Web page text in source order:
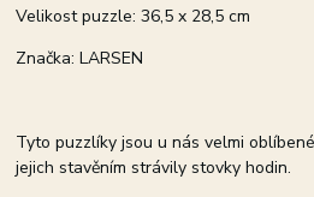
Velikost puzzle: 36,5 x 28,5 cm
Značka: LARSEN
Tyto puzzlíky jsou u nás velmi
jejich stavěním strávily stovky hodin.